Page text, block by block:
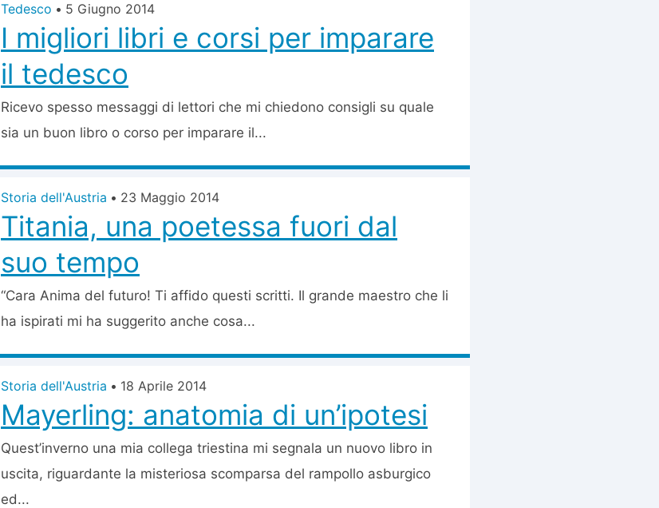
Tedesco • 5 Giugno 2014
I migliori libri e corsi per imparare
il tedesco
Ricevo spesso messaggi di lettori che mi chiedono consigli su quale
sia un buon libro o corso per imparare il...
Storia dell'Austria • 23 Maggio 2014
Titania, una poetessa fuori dal
suo tempo
“Cara Anima del futuro! Ti affido questi scritti. Il grande maestro che li
ha ispirati mi ha suggerito anche cosa...
Storia dell'Austria • 18 Aprile 2014
Mayerling: anatomia di un’ipotesi
Quest’inverno una mia collega triestina mi segnala un nuovo libro in
uscita, riguardante la misteriosa scomparsa del rampollo asburgico
ed...